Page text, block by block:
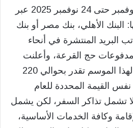
بالفعل في العاشر من نوفمبر حتى 24 نوفمبر 2025 عبر
البنك الأهلي، بنك مصر أو بنك
البريد المنتشرة في أنحاء
حج القرعة، وأعلنت
الوزارة أن تكاليف الحج لهذا الموسم تقدر بحوالي 220
نفس القيمة المحددة للعام
تشمل تذاكر السفر، لكن يشمل
وكافة الخدمات الأساسية،